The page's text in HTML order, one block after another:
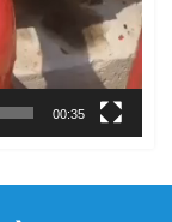
00:35